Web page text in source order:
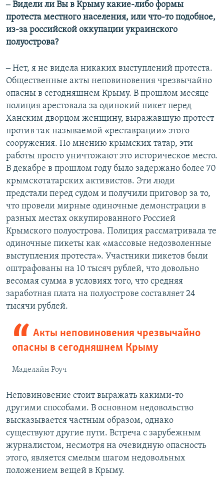
‒ Видели ли Вы в Крыму какие-либо формы
протеста местного населения, или что-то подобное,
из-за российской оккупации украинского
полуострова?
‒ Нет, я не видела никаких выступлений протеста.
Общественные акты неповиновения чрезвычайно
опасны в сегодняшнем Крыму. В прошлом месяце
полиция арестовала за одинокий пикет перед
Ханским дворцом женщину, выражавшую протест
против так называемой «реставрации» этого
сооружения. По мнению крымских татар, эти
работы просто уничтожают это историческое место.
В декабре в прошлом году было задержано более 70
крымскотатарских активистов. Эти люди
предстали перед судом и получили приговор за то,
что провели мирные одиночные демонстрации в
разных местах оккупированного Россией
Крымского полуострова. Полиция рассматривала те
одиночные пикеты как «массовые недозволенные
выступления протеста». Участники пикетов были
оштрафованы на 10 тысяч рублей, что довольно
весомая сумма в условиях того, что средняя
заработная плата на полуострове составляет 24
тысячи рублей.
Акты неповиновения чрезвычайно
опасны в сегодняшнем Крыму
Маделайн Роуч
Неповиновение стоит выражать какими-то
другими способами. В основном недовольство
высказывается частным образом, однако
существуют другие пути. Встреча с зарубежным
журналистом, несмотря на очевидную опасность
этого, является смелым шагом недовольных
положением вещей в Крыму.